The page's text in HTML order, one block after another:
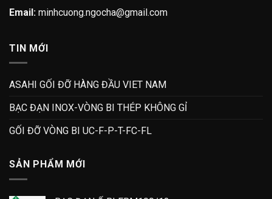
Email: minhcuong.ngocha@gmail.com
TIN MỚI
ASAHI GỐI ĐỠ HÀNG ĐẦU VIET NAM
BẠC ĐẠN INOX-VÒNG BI THÉP KHÔNG GỈ
GỐI ĐỠ VÒNG BI UC-F-P-T-FC-FL
SẢN PHẨM MỚI